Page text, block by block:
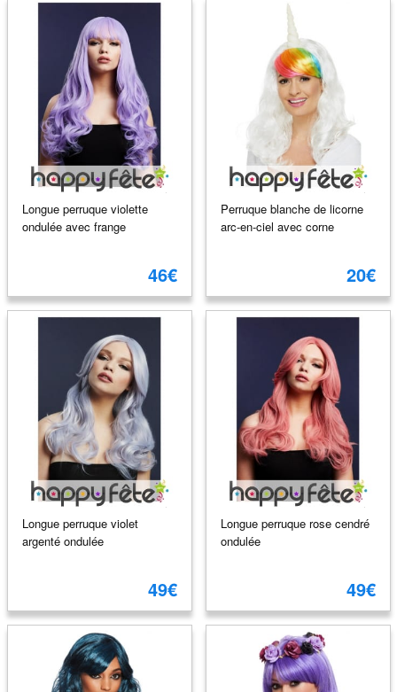
Longue perruque violette
ondulée avec frange
46€
Perruque blanche de licorne
arc-en-ciel avec corne
20€
Longue perruque violet
argenté ondulée
49€
Longue perruque rose cendré
ondulée
49€